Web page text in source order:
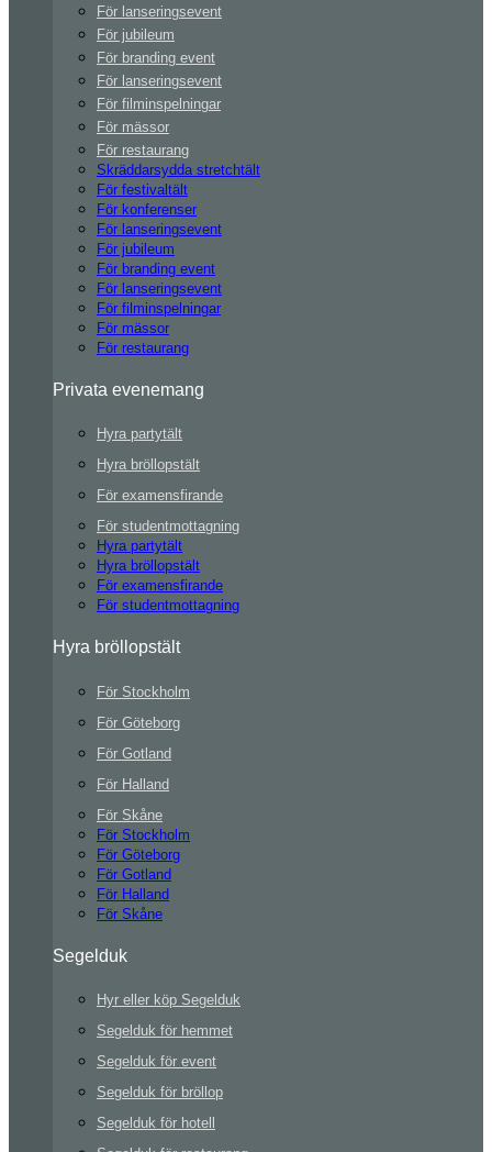
För lanseringsevent
För jubileum
För branding event
För lanseringsevent
För filminspelningar
För mässor
För restaurang
Skräddarsydda stretchtält
För festivaltält
För konferenser
För lanseringsevent
För jubileum
För branding event
För lanseringsevent
För filminspelningar
För mässor
För restaurang
Privata evenemang
Hyra partytält
Hyra bröllopstält
För examensfirande
För studentmottagning
Hyra partytält
Hyra bröllopstält
För examensfirande
För studentmottagning
Hyra bröllopstält
För Stockholm
För Göteborg
För Gotland
För Halland
För Skåne
För Stockholm
För Göteborg
För Gotland
För Halland
För Skåne
Segelduk
Hyr eller köp Segelduk
Segelduk för hemmet
Segelduk för event
Segelduk för bröllop
Segelduk för hotell